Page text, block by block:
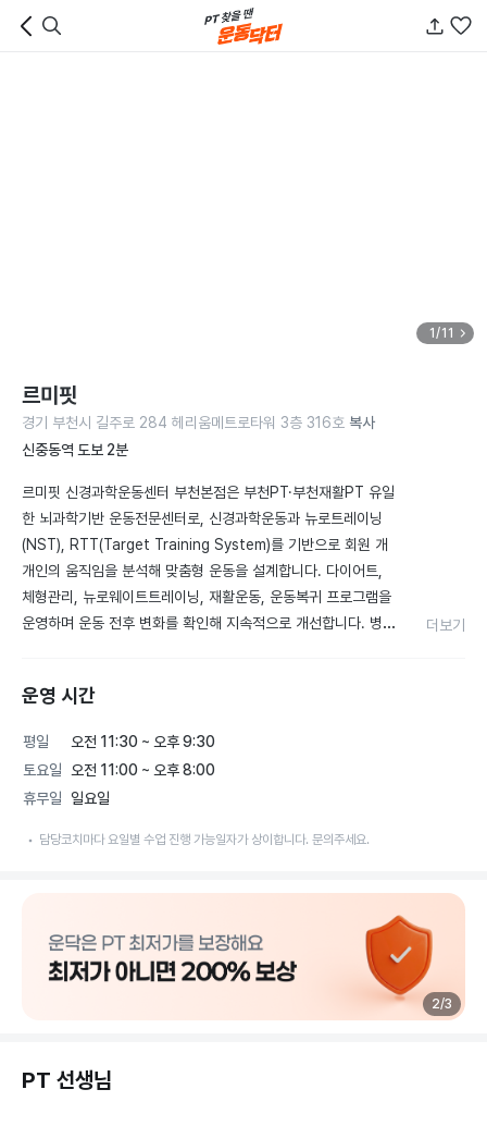
1/11
르미핏
경기 부천시 길주로 284 헤리움메트로타워 3층 316호 복사
신중동역 도보 2분
르미핏 신경과학운동센터 부천본점은 부천PT·부천재활PT 유일
한 뇌과학기반 운동전문센터로, 신경과학운동과 뉴로트레이닝
(NST), RTT(Target Training System)를 기반으로 회원 개
개인의 움직임을 분석해 맞춤형 운동을 설계합니다. 다이어트,
체형관리, 뉴로웨이트트레이닝, 재활운동, 운동복귀 프로그램을
운영하며 운동 전후 변화를 확인해 지속적으로 개선합니다. 병원
신경과학·응용근신경학을 바탕으로 일반 회원과 운동 전문가 교
평가와 분석을 통해 더 적합한 운동을 제안하는 신경과학 기반
뉴로트레이닝 센터입니다.
더보기
운영 시간
평일
오전 11:30 ~ 오후 9:30
토요일
오전 11:00 ~ 오후 8:00
휴무일
일요일
담당코치마다 요일별 수업 진행 가능일자가 상이합니다. 문의주세요.
2/3
PT 선생님